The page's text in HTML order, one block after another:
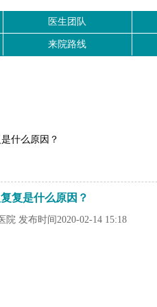
医生团队
来院路线
什么原因？
复是什么原因？
发布时间2020-02-14 15:18